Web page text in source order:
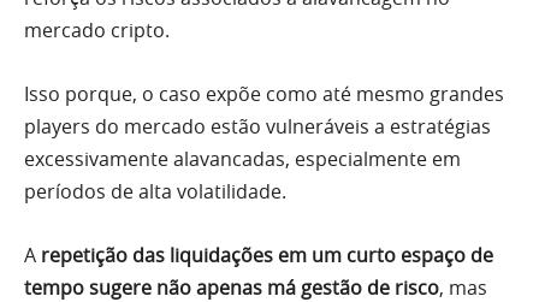
mercado cripto.
Isso porque, o caso expõe como até mesmo grandes
players do mercado estão vulneráveis a estratégias
excessivamente alavancadas, especialmente em
períodos de alta volatilidade.
A repetição das liquidações em um curto espaço de
tempo sugere não apenas má gestão de risco, mas